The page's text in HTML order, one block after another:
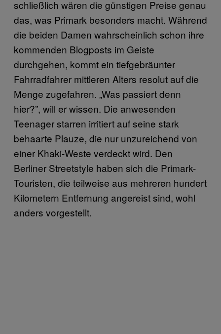
schließlich wären die günstigen Preise genau
das, was Primark besonders macht. Während
die beiden Damen wahrscheinlich schon ihre
kommenden Blogposts im Geiste
durchgehen, kommt ein tiefgebräunter
Fahrradfahrer mittleren Alters resolut auf die
Menge zugefahren. „Was passiert denn
hier?”, will er wissen. Die anwesenden
Teenager starren irritiert auf seine stark
behaarte Plauze, die nur unzureichend von
einer Khaki-Weste verdeckt wird. Den
Berliner Streetstyle haben sich die Primark-
Touristen, die teilweise aus mehreren hundert
Kilometern Entfernung angereist sind, wohl
anders vorgestellt.